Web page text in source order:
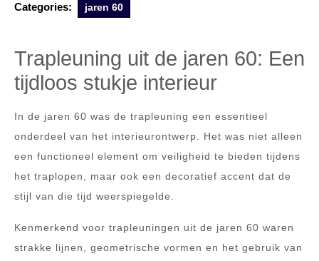
Categories: jaren 60
Trapleuning uit de jaren 60: Een
tijdloos stukje interieur
In de jaren 60 was de trapleuning een essentieel
onderdeel van het interieurontwerp. Het was niet alleen
een functioneel element om veiligheid te bieden tijdens
het traplopen, maar ook een decoratief accent dat de
stijl van die tijd weerspiegelde.
Kenmerkend voor trapleuningen uit de jaren 60 waren
strakke lijnen, geometrische vormen en het gebruik van